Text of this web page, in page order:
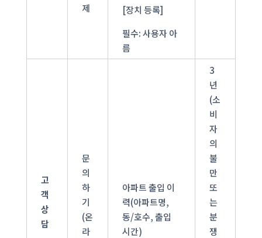
제
[장치 등록]
필수: 사용자 아
름
고
객
상
담
문
의
하
기
(온
라
아파트 출입 이
력(아파트명,
동/호수, 출입
시간)
3
년
(소
비
자
의
불
만
또
는
분
쟁